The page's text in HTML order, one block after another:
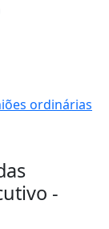
ordinárias
-